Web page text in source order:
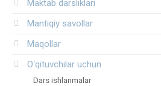
Maktab darsliklari
Mantiqiy savollar
Maqollar
O‘qituvchilar uchun
Dars ishlanmalar